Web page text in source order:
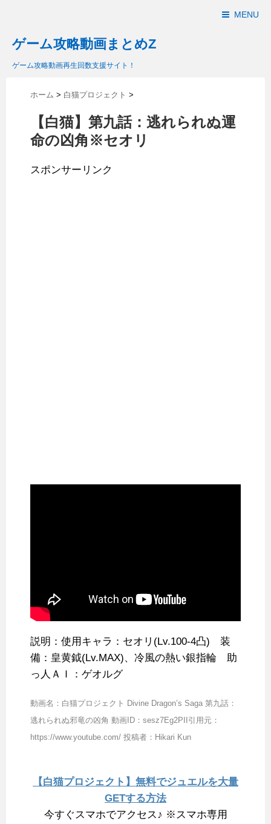
MENU
ゲーム攻略動画まとめZ
ゲーム攻略動画再生回数支援サイト！
ホーム > 白猫プロジェクト >
【白猫】第九話：逃れられぬ運
命の凶角※セオリ
スポンサーリンク
説明：使用キャラ：セオリ(Lv.100-4凸) 装
備：皇黄鉞(Lv.MAX)、冷風の熱い銀指輪 助
っ人ＡＩ：ゲオルグ
動画名：白猫プロジェクト Divine Dragon’s Saga 第九話：
逃れられぬ邪竜の凶角 動画ID：sesz7Eg2PII引用元：
https://www.youtube.com/ 投稿者：Hikari Kun
【白猫プロジェクト】無料でジュエルを大量
GETする方法
今すぐスマホでアクセス♪ ※スマホ専用